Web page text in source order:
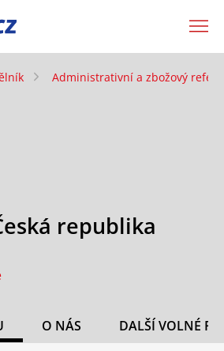
Administrativní a zbožový
republika
O NÁS DALŠÍ VOLNÉ